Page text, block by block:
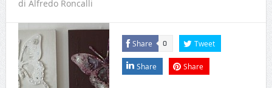
di Alfredo Roncalli
Share 0 Tweet
Share Share